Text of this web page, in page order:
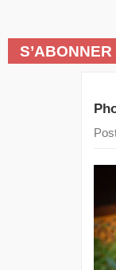
S’ABONNER